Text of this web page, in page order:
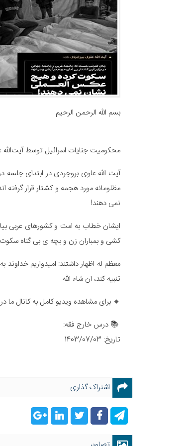
بسم الله الرحمن الرحیم
محکومیت جنایات اسرائیل توسط
مظلومانه مورد هجمه و کشتار قرار
نمی دهند!
ایشان خطاب به امت و کشورهای عربی
کشی و بمباران زن و بچه ی بی گناه سکوت
معظم له اظهار داشتند: امیدواریم
تنبیه کند، ان شاء الله.
🔸 برای مشاهده ویدیو کامل به کانال ما
📚 درس خارج فقه:
تاریخ: 1403/07/03
اشتراک گذاری